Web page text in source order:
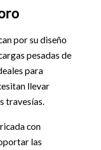
por su diseño
pesadas de
para
llevar
travesías.
con
las